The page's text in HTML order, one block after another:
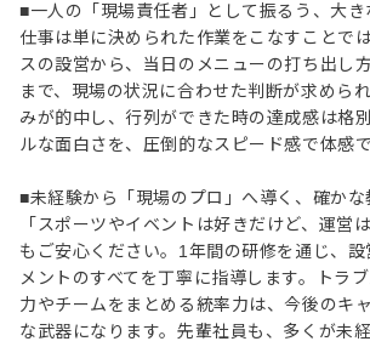
■一人の「現場責任者」として振るう、大き
仕事は単に決められた作業をこなすことで
スの設営から、当日のメニューの打ち出し
まで、現場の状況に合わせた判断が求めら
みが的中し、行列ができた時の達成感は格
ルな面白さを、圧倒的なスピード感で体感で
■未経験から「現場のプロ」へ導く、確かな
「スポーツやイベントは好きだけど、運営
もご安心ください。1年間の研修を通じ、
メントのすべてを丁寧に指導します。トラ
力やチームをまとめる統率力は、今後のキ
な武器になります。先輩社員も、多くが未